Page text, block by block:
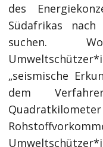
des
Südafrikas
suchen.
„seismische
dem